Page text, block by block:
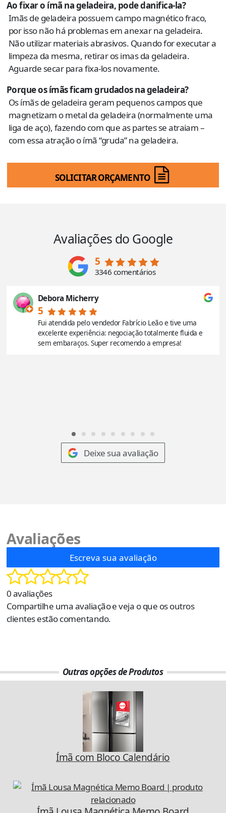
Ao fixar o ímã na geladeira, pode danifica-la?
Imãs de geladeira possuem campo magnético fraco,
por isso não há problemas em anexar na geladeira.
Não utilizar materiais abrasivos. Quando for executar a
limpeza da mesma, retirar os imas da geladeira.
Aguarde secar para fixa-los novamente.
Porque os ímãs ficam grudados na geladeira?
Os ímãs de geladeira geram pequenos campos que
magnetizam o metal da geladeira (normalmente uma
liga de aço), fazendo com que as partes se atraiam –
com essa atração o ímã “gruda” na geladeira.
SOLICITAR ORÇAMENTO
Avaliações do Google
5
3346 comentários
Debora Micherry
5
Fui atendida pelo vendedor Fabrício Leão e tive uma
excelente experiência: negociação totalmente fluida e
sem embaraços. Super recomendo a empresa!
Deixe sua avaliação
Avaliações
Escreva sua avaliação
0 avaliações
Compartilhe uma avaliação e veja o que os outros
clientes estão comentando.
Outras opções de Produtos
Ímã com Bloco Calendário